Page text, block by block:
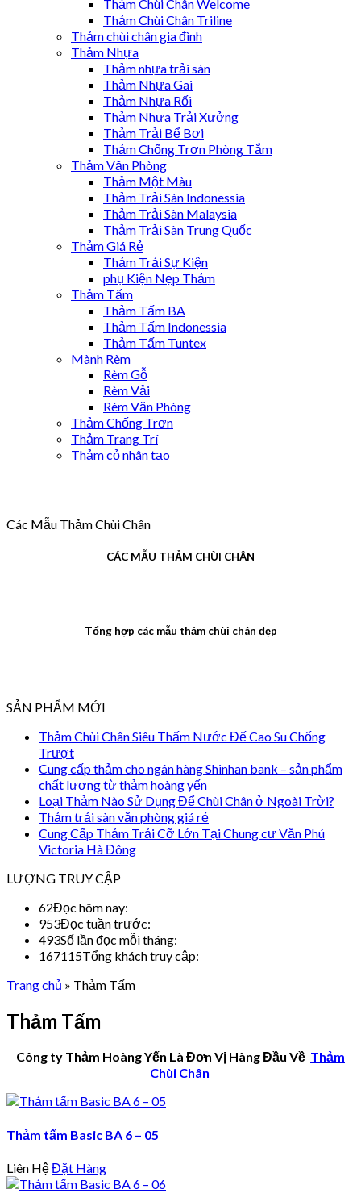
Thảm Chùi Chân Welcome
Thảm Chùi Chân Triline
Thảm chùi chân gia đình
Thảm Nhựa
Thảm nhựa trải sàn
Thảm Nhựa Gai
Thảm Nhựa Rối
Thảm Nhựa Trải Xưởng
Thảm Trải Bể Bơi
Thảm Chống Trơn Phòng Tắm
Thảm Văn Phòng
Thảm Một Màu
Thảm Trải Sàn Indonessia
Thảm Trải Sàn Malaysia
Thảm Trải Sàn Trung Quốc
Thảm Giá Rẻ
Thảm Trải Sự Kiện
phụ Kiện Nẹp Thảm
Thảm Tấm
Thảm Tấm BA
Thảm Tấm Indonessia
Thảm Tấm Tuntex
Mành Rèm
Rèm Gỗ
Rèm Vải
Rèm Văn Phòng
Thảm Chống Trơn
Thảm Trang Trí
Thảm cỏ nhân tạo
Các Mẫu Thảm Chùi Chân
CÁC MẪU THẢM CHÙI CHÂN
Tổng hợp các mẫu thảm chùi chân đẹp
SẢN PHẨM MỚI
Thảm Chùi Chân Siêu Thấm Nước Đế Cao Su Chống
Trượt
Cung cấp thảm cho ngân hàng Shinhan bank – sản phẩm
chất lượng từ thảm hoàng yến
Loại Thảm Nào Sử Dụng Để Chùi Chân ở Ngoài Trời?
Thảm trải sàn văn phòng giá rẻ
Cung Cấp Thảm Trải Cỡ Lớn Tại Chung cư Văn Phú
Victoria Hà Đông
LƯỢNG TRUY CẬP
62Đọc hôm nay:
953Đọc tuần trước:
493Số lần đọc mỗi tháng:
167115Tổng khách truy cập:
Trang chủ » Thảm Tấm
Thảm Tấm
Công ty Thảm Hoàng Yến Là Đơn Vị Hàng Đầu Về Thảm
Chùi Chân
Thảm tấm Basic BA 6 – 05
Liên HệĐặt Hàng